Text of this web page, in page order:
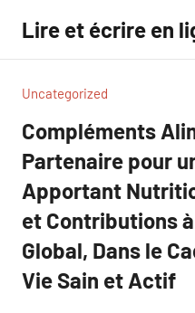
contenu
Lire et écrire en
Uncategorized
Compléments
Partenaire pour
Apportant
et Contributions
Global, Dans le
Vie Sain et Actif